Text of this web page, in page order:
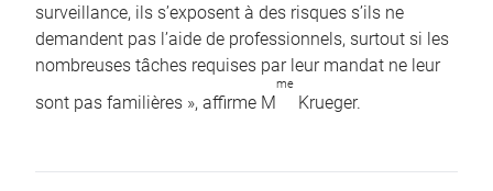
surveillance, ils s’exposent à des risques s’ils ne
demandent pas l’aide de professionnels, surtout si les
nombreuses tâches requises par leur mandat ne leur
sont pas familières », affirme M
me
Krueger.